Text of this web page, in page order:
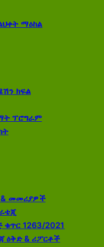
ማዕከል
ክፍል
ፕሮግራም
& መመሪያዎች
1263/2021
ዕቅድ & ሪፖርቶች